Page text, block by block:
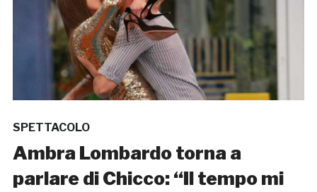
SPETTACOLO
Ambra Lombardo torna a
parlare di Chicco: “Il tempo mi